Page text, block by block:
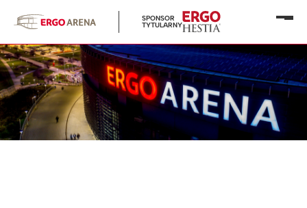
SPONSOR
TYTULARNY